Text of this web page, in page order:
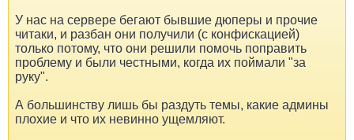
У нас на сервере бегают бывшие дюперы и прочие
читаки, и разбан они получили (с конфискацией)
только потому, что они решили помочь поправить
проблему и были честными, когда их поймали "за
руку".
А большинству лишь бы раздуть темы, какие админы
плохие и что их невинно ущемляют.